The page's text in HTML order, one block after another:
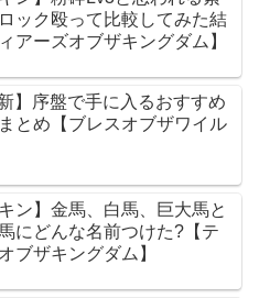
ック殴って比較してみた結
アーズオブザキングダム】
】序盤で手に入るおすすめ
とめ【ブレスオブザワイル
キン】金馬、白馬、巨大馬と
にどんな名前つけた?【テ
ブザキングダム】